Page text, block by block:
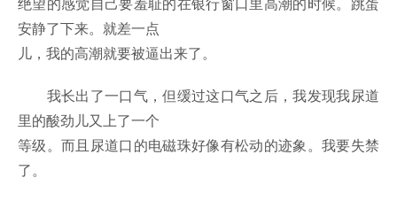
安静了下来。就差一点
儿，我的高潮就要被逼出来了。
我长出了一口气，但缓过这口气之后，我发现我尿道
里的酸劲儿又上了一个
等级。而且尿道口的电磁珠好像有松动的迹象。我要失禁
了。